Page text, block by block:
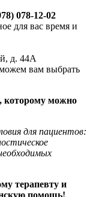
078-12-02
для вас время и
д. 44А
вам выбрать
можно
для пациентов:
терапевту и